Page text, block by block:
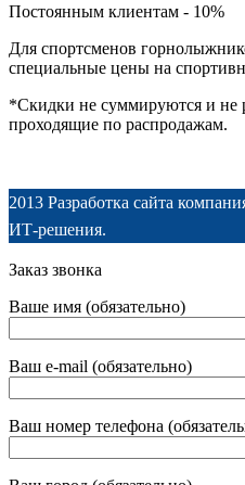
Постоянным клиентам - 10%
Для спортсменов
специальные цены на
*Скидки не суммируются и не
проходящие по распродажам.
2013 Разработка сайта
ИТ-решения.
Заказ звонка
Ваше имя (обязательно)
Ваш e-mail (обязательно)
Ваш номер телефона